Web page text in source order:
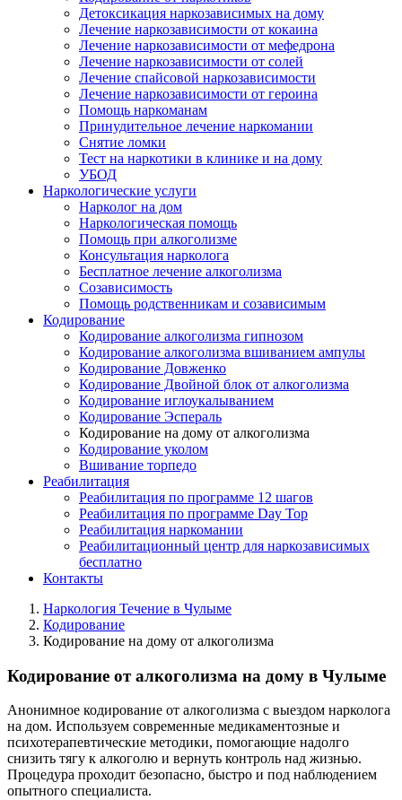
Детоксикация наркозависимых на дому
Лечение наркозависимости от кокаина
Лечение наркозависимости от мефедрона
Лечение наркозависимости от солей
Лечение спайсовой наркозависимости
Лечение наркозависимости от героина
Помощь наркоманам
Принудительное лечение наркомании
Снятие ломки
Тест на наркотики в клинике и на дому
УБОД
Наркологические услуги
Нарколог на дом
Наркологическая помощь
Помощь при алкоголизме
Консультация нарколога
Бесплатное лечение алкоголизма
Созависимость
Помощь родственникам и созависимым
Кодирование
Кодирование алкоголизма гипнозом
Кодирование алкоголизма вшиванием ампулы
Кодирование Довженко
Кодирование Двойной блок от алкоголизма
Кодирование иглоукалыванием
Кодирование Эспераль
Кодирование на дому от алкоголизма
Кодирование уколом
Вшивание торпедо
Реабилитация
Реабилитация по программе 12 шагов
Реабилитация по программе Day Top
Реабилитация наркомании
Реабилитационный центр для наркозависимых
бесплатно
Контакты
Наркология Течение в Чулыме
Кодирование
Кодирование на дому от алкоголизма
Кодирование от алкоголизма на дому в Чулыме
Анонимное кодирование от алкоголизма с выездом нарколога
на дом. Используем современные медикаментозные и
психотерапевтические методики, помогающие надолго
снизить тягу к алкоголю и вернуть контроль над жизнью.
Процедура проходит безопасно, быстро и под наблюдением
опытного специалиста.